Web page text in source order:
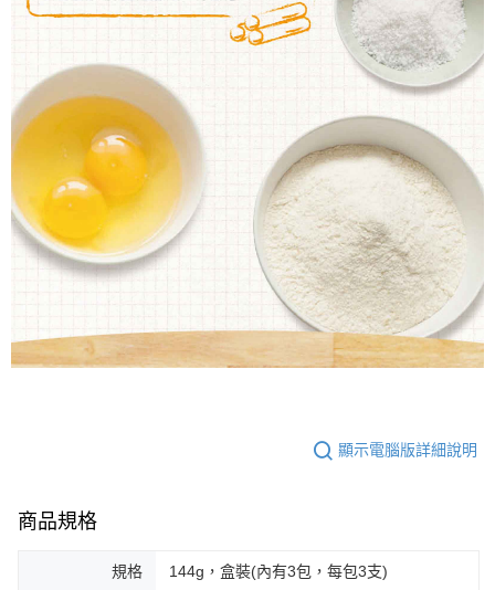
顯示電腦版詳細說明
商品規格
規格 144g，盒裝(內有3包，每包3支)